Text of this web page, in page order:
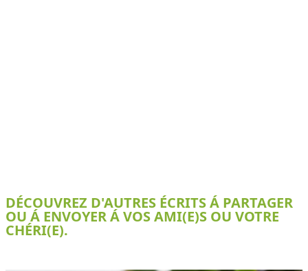
DÉCOUVREZ D'AUTRES ÉCRITS Á PARTAGER
OU Á ENVOYER Á VOS AMI(E)S OU VOTRE
CHÉRI(E).